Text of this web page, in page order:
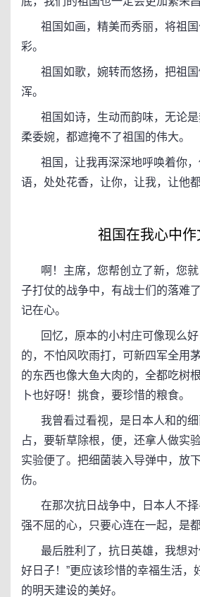
祖国如画，精美而秀丽，将祖国
彩。
祖国如歌，婉转而悠扬，把祖国
浑。
祖国如诗，生动而韵味，无论是
柔委婉，都遮掩不了祖国的伟大。
祖国，让我再深深地呼唤着你，
语，处处花香，让你，让我，让他
祖国在我心中作
啊！主席，您帮创立了新，您就
子打仗的战争中，有战士们的落难
记在心。
回忆，原本的小村庄可像现么好
的，不怕风吹雨打，可新四军全用
的东西也像大鱼大肉的，全都吃树
卜也好呀！挑食，要珍惜的粮食。
我曾看过看视，是日本人和的细
占，要斩草除根，便，还拿人做实
实验便了。把细菌装入导弹中，放
伤。
在那次抗日战争中，日本人不择
强不屈的心，只要心连在一起，是都
最后胜利了，抗日英雄，我想对
好日子！”更应该珍惜的幸福生活，
的明天建设的美好。